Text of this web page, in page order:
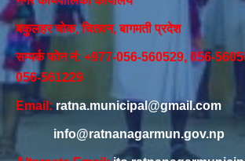
बकुलहर चोक, चितवन, बागमती प्रदेश
सम्पर्क फोन नं: +977-056-560529, 056-
056-561229
Email:ratna.municipal@gmail.com
info@ratnanagarmun.gov.np